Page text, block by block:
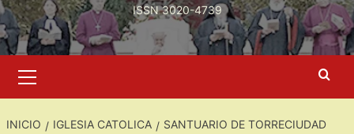
ISSN 3020-4739
primario
INICIO IGLESIA CATOLICA
SANTUARIO DE TORRECIUDAD